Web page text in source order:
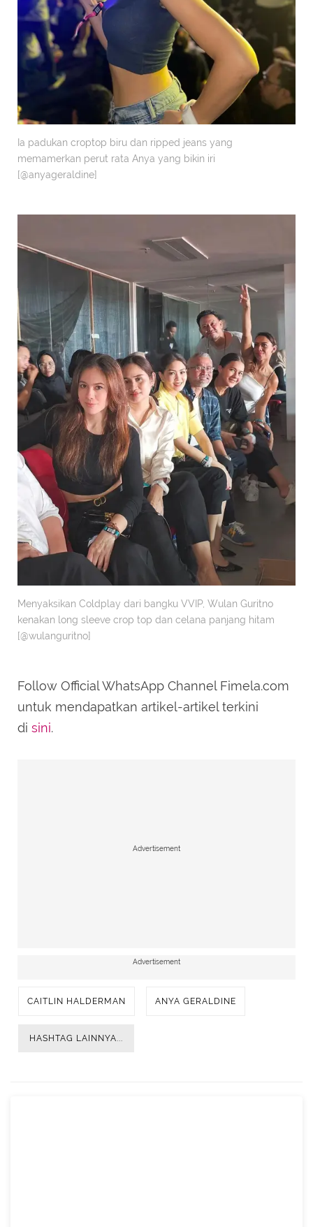
Ia padukan croptop biru dan ripped jeans yang
memamerkan perut rata Anya yang bikin iri
[@anyageraldine]
Menyaksikan Coldplay dari bangku VVIP, Wulan Guritno
kenakan long sleeve crop top dan celana panjang hitam
[@wulanguritno]
Follow Official WhatsApp Channel Fimela.com
untuk mendapatkan artikel-artikel terkini
di sini.
Advertisement
Advertisement
CAITLIN HALDERMAN ANYA GERALDINE
HASHTAG LAINNYA...